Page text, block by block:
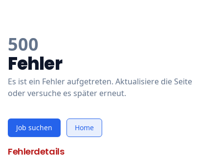
500
Fehler
Es ist ein Fehler aufgetreten. Aktualisiere die Seite
oder versuche es später erneut.
Job suchen Home
Fehlerdetails